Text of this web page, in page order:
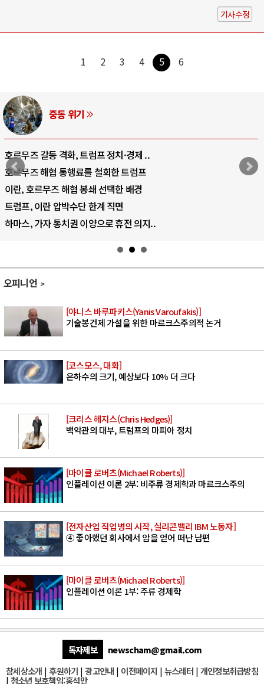
기사수정
1 2 3 4 5 6
중국 AI, 저가 공세로 글로벌 토큰 시..
AI 국부펀드 구상 놓고 미국 진보진영 ..
AI 데이터센터 반대 투쟁은 새로운 글로..
AI의 숨은 환경 비용: 데이터센터 확산..
AI는 어떻게 미국 민주주의를 잠식하고 ..
오피니언
[야니스 바루파키스(Yanis Varoufakis)]
기술봉건제 가설을 위한 마르크스주의적 논거
[코스모스, 대화]
은하수의 크기, 예상보다 10% 더 크다
[크리스 헤지스(Chris Hedges)]
백악관의 대부, 트럼프의 마피아 정치
[마이클 로버츠(Michael Roberts)]
인플레이션 이론 2부: 비주류 경제학과 마르크스주의
[전자산업 직업병의 시작, 실리콘밸리 IBM 노동자]
④ 좋아했던 회사에서 암을 얻어 떠난 남편
[마이클 로버츠(Michael Roberts)]
인플레이션 이론 1부: 주류 경제학
독자제보
newscham@gmail.com
참세상소개 | 후원하기 |광고안내 | 이전페이지 | 뉴스레터| 개인정보취급방침
| 청소년 보호책임:홍석만